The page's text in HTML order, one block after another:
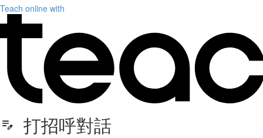
Teach online with
打招呼對話